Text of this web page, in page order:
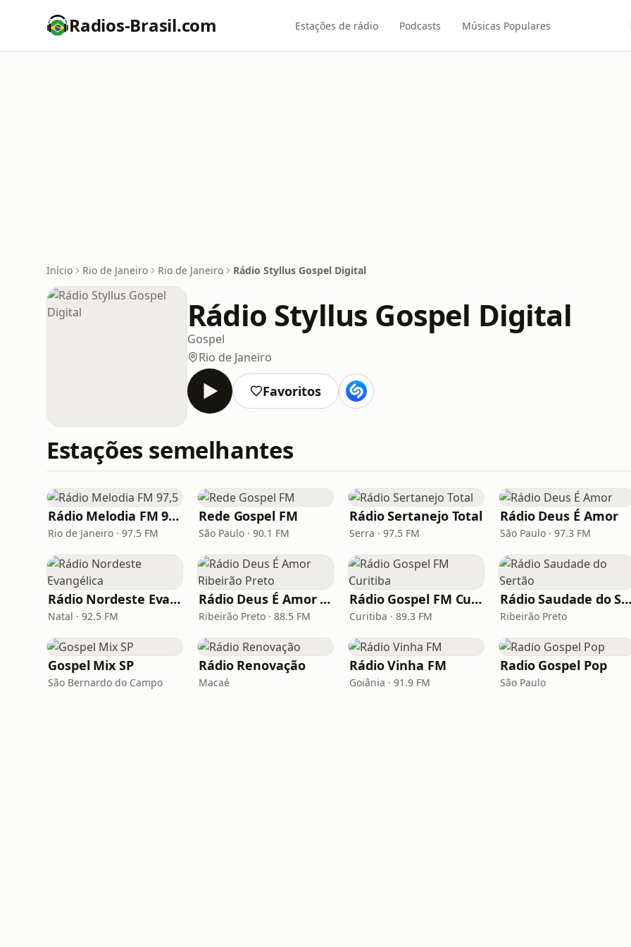
Radios-Brasil.com Estações de rádio Podcasts Músicas Populares
Início Rio de Janeiro Rio de Janeiro Rádio Styllus Gospel Digital
Rádio Styllus Gospel Digital
Gospel
Rio de Janeiro
Favoritos
Estações semelhantes
Rádio Melodia FM 97,5
Rio de Janeiro · 97.5 FM
Rede Gospel FM
São Paulo · 90.1 FM
Rádio Sertanejo Total
Serra · 97.5 FM
Rádio Deus É Amor
São Paulo · 97.3 FM
Rádio Nordeste Evangélica
Natal · 92.5 FM
Rádio Deus É Amor Ribeirão Preto
Ribeirão Preto · 88.5 FM
Rádio Gospel FM Curitiba
Curitiba · 89.3 FM
Rádio Saudade
Ribeirão Preto
Gospel Mix SP
São Bernardo do Campo
Rádio Renovação
Macaé
Rádio Vinha FM
Goiânia · 91.9 FM
Radio Gospel Pop
São Paulo